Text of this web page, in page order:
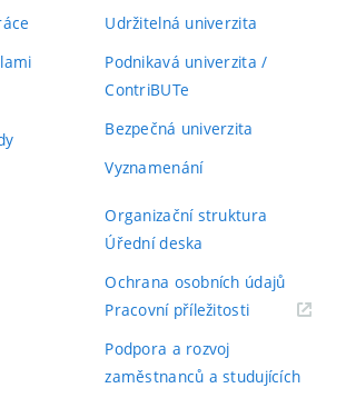
Udržitelná univerzita
Podnikavá univerzita /
ContriBUTe
Bezpečná univerzita
Vyznamenání
Organizační struktura
Úřední deska
Ochrana osobních údajů
Pracovní příležitosti(externí
Podpora a rozvoj
zaměstnanců a studujících